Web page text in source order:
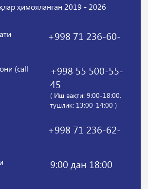
ҳимояланган 2019 - 2026
+998 71 236-60-
(call
+998 55 500-55-
45
( Иш вақти: 9:00-18:00,
тушлик: 13:00-14:00 )
+998 71 236-62-
9:00 дан 18:00